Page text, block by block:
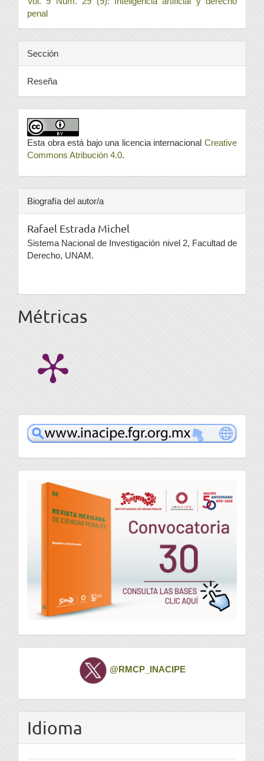
penal
Sección
Reseña
Esta obra está bajo una licencia internacional Creative
Commons Atribución 4.0.
Biografía del autor/a
Rafael Estrada Michel
Sistema Nacional de Investigación nivel 2, Facultad de
Derecho, UNAM.
Métricas
www
convocatoria
Twitter @RMCP_INACIPE
Idioma